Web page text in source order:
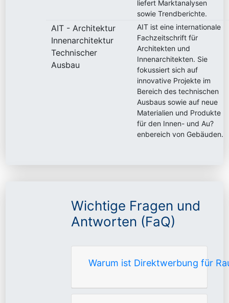
liefert Marktanalysen
sowie Trendberichte.
AIT - Architektur
Innenarchitektur
Technischer
Ausbau
AIT ist eine internationale
Fachzeitschrift für
Architekten und
Innenarchitekten. Sie
fokussiert sich auf
innovative Projekte im
Bereich des technischen
Ausbaus sowie auf neue
Materialien und Produkte
für den Innen- und Au?
enbereich von Gebäuden.
Wichtige Fragen und
Antworten (FaQ)
Warum ist Direktwerbung für